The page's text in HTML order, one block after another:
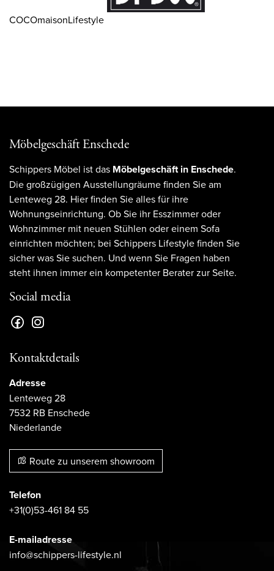
COCOmaisonLifestyle
Möbelgeschäft Enschede
Schippers Möbel ist das Möbelgeschäft in Enschede.
Die großzügigen Ausstellungräume finden Sie am
Lenteweg 28. Hier finden Sie alles für ihre
Wohnungseinrichtung. Ob Sie ihr Esszimmer oder
Wohnzimmer mit neuen Stühlen oder einem Sofa
einrichten möchten; bei Schippers Lifestyle finden Sie
sicher was Sie suchen. Und wenn Sie Fragen haben
steht ihnen immer ein kompetenter Berater zur Seite.
Social media
Kontaktdetails
Adresse
Lenteweg 28
7532 RB Enschede
Niederlande
Route zu unserem showroom
Telefon
+31(0)53-461 84 55
E-mailadresse
info@schippers-lifestyle.nl